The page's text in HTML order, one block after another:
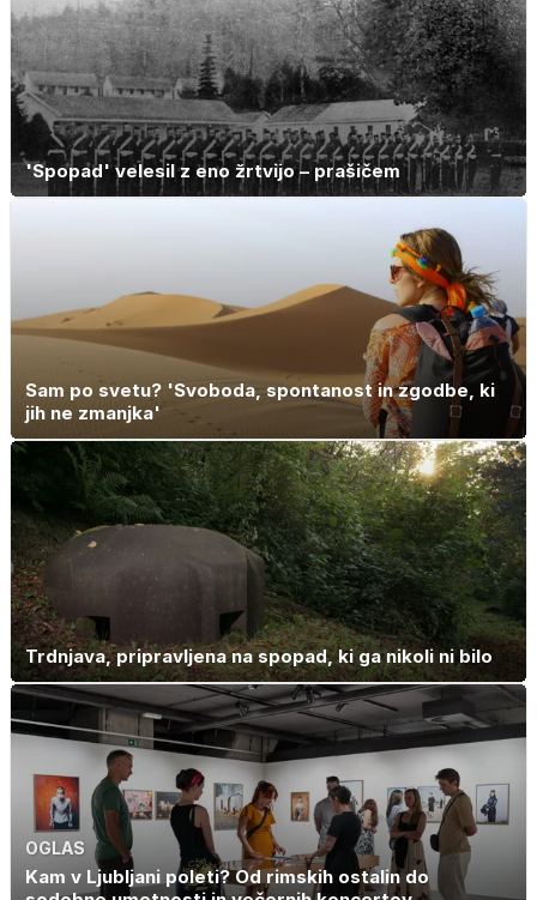
'Spopad' velesil z eno žrtvijo – prašičem
Sam po svetu? 'Svoboda, spontanost in zgodbe, ki
jih ne zmanjka'
Trdnjava, pripravljena na spopad, ki ga nikoli ni bilo
OGLAS
Kam v Ljubljani poleti? Od rimskih ostalin do